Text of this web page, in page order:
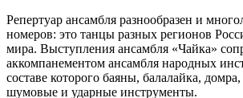
Репертуар ансамбля разнообразен и
номеров: это танцы разных регионов
мира. Выступления ансамбля «Чайка»
аккомпанементом ансамбля народных
составе которого баяны, балалайка,
шумовые и ударные инструменты.